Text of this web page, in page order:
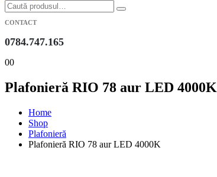
CONTACT
0784.747.165
00
Plafonieră RIO 78 aur LED 4000K
Home
Shop
Plafonieră
Plafonieră RIO 78 aur LED 4000K